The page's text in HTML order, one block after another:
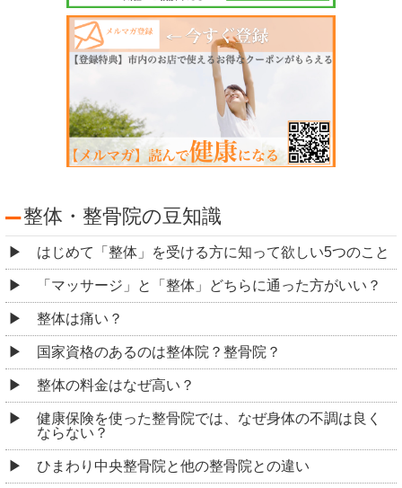
整体・整骨院の豆知識
はじめて「整体」を受ける方に知って欲しい5つのこと
「マッサージ」と「整体」どちらに通った方がいい？
整体は痛い？
国家資格のあるのは整体院？整骨院？
整体の料金はなぜ高い？
健康保険を使った整骨院では、なぜ身体の不調は良く
ならない？
ひまわり中央整骨院と他の整骨院との違い